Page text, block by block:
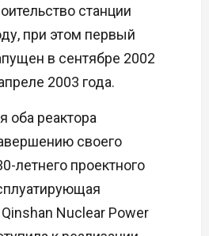
станции
при этом первый
в сентябре 2002
2003 года.
оба реактора
своего
летнего проектного
Nuclear Power